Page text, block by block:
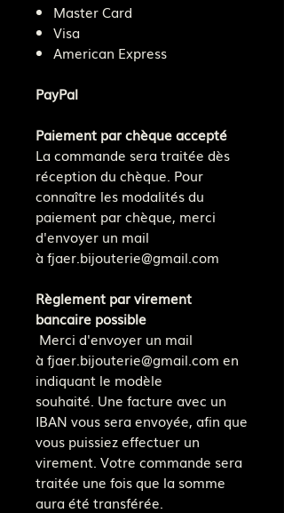
Master Card
Visa
American Express
PayPal
Paiement par chèque accepté
La commande sera traitée dès
réception du chèque. Pour
connaître les modalités du
paiement par chèque, merci
d'envoyer un mail
à fjaer.bijouterie@gmail.com
Règlement par virement
bancaire possible
Merci d'envoyer un mail
à fjaer.bijouterie@gmail.com en
indiquant le modèle
souhaité. Une facture avec un
IBAN vous sera envoyée, afin que
vous puissiez effectuer un
virement. Votre commande sera
traitée une fois que la somme
aura été transférée.